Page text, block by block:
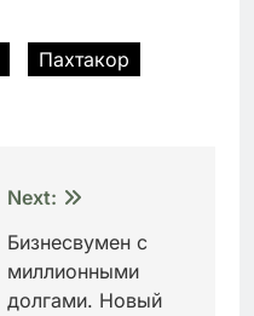
Пахтакор
Next:
Бизнесвумен с
миллионными
долгами. Новый